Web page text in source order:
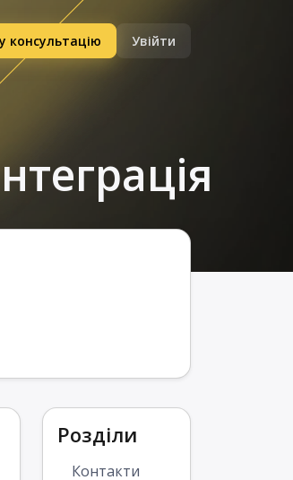
консультацію Увійти
Розділи
Контакти